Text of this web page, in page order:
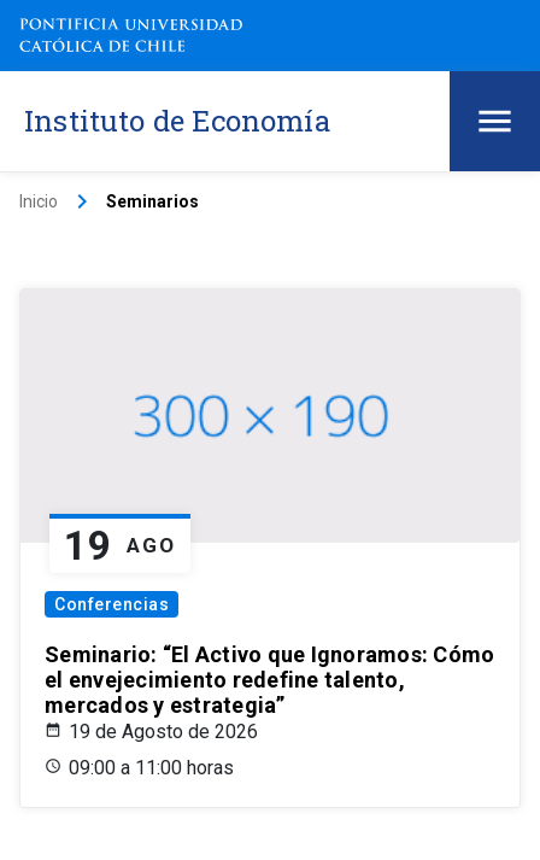
Instituto de Economía
Inicio keyboard_arrow_right Seminarios
19 AGO
Conferencias
Seminario: “El Activo que Ignoramos: Cómo
el envejecimiento redefine talento,
mercados y estrategia”
19 de Agosto de 2026
09:00 a 11:00 horas